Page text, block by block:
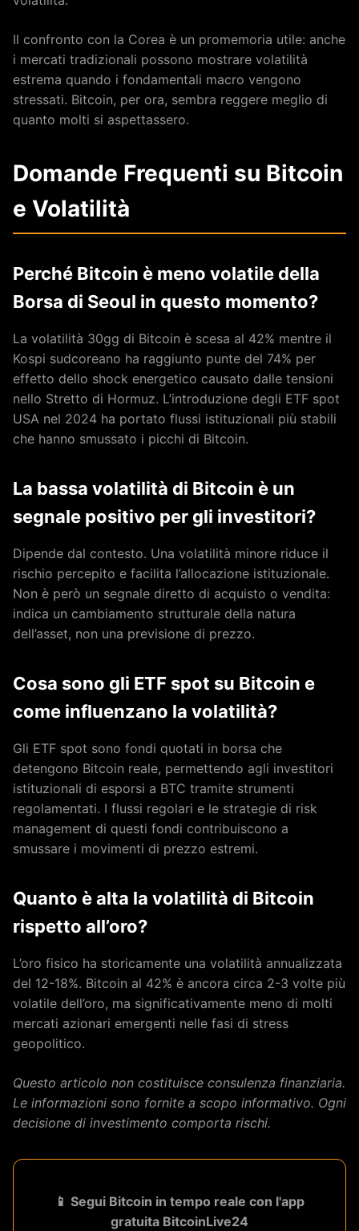
Il confronto con la Corea è un promemoria utile: anche
i mercati tradizionali possono mostrare volatilità
estrema quando i fondamentali macro vengono
stressati. Bitcoin, per ora, sembra reggere meglio di
quanto molti si aspettassero.
Domande Frequenti su Bitcoin
e Volatilità
Perché Bitcoin è meno volatile della
Borsa di Seoul in questo momento?
La volatilità 30gg di Bitcoin è scesa al 42% mentre il
Kospi sudcoreano ha raggiunto punte del 74% per
effetto dello shock energetico causato dalle tensioni
nello Stretto di Hormuz. L’introduzione degli ETF spot
USA nel 2024 ha portato flussi istituzionali più stabili
che hanno smussato i picchi di Bitcoin.
La bassa volatilità di Bitcoin è un
segnale positivo per gli investitori?
Dipende dal contesto. Una volatilità minore riduce il
rischio percepito e facilita l’allocazione istituzionale.
Non è però un segnale diretto di acquisto o vendita:
indica un cambiamento strutturale della natura
dell’asset, non una previsione di prezzo.
Cosa sono gli ETF spot su Bitcoin e
come influenzano la volatilità?
Gli ETF spot sono fondi quotati in borsa che
detengono Bitcoin reale, permettendo agli investitori
istituzionali di esporsi a BTC tramite strumenti
regolamentati. I flussi regolari e le strategie di risk
management di questi fondi contribuiscono a
smussare i movimenti di prezzo estremi.
Quanto è alta la volatilità di Bitcoin
rispetto all’oro?
L’oro fisico ha storicamente una volatilità annualizzata
del 12-18%. Bitcoin al 42% è ancora circa 2-3 volte più
volatile dell’oro, ma significativamente meno di molti
mercati azionari emergenti nelle fasi di stress
geopolitico.
Questo articolo non costituisce consulenza finanziaria.
Le informazioni sono fornite a scopo informativo. Ogni
decisione di investimento comporta rischi.
📱 Segui Bitcoin in tempo reale con l'app
gratuita BitcoinLive24